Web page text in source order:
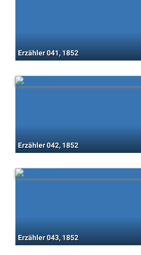
Erzähler 041, 1852
Erzähler 042, 1852
Erzähler 043, 1852